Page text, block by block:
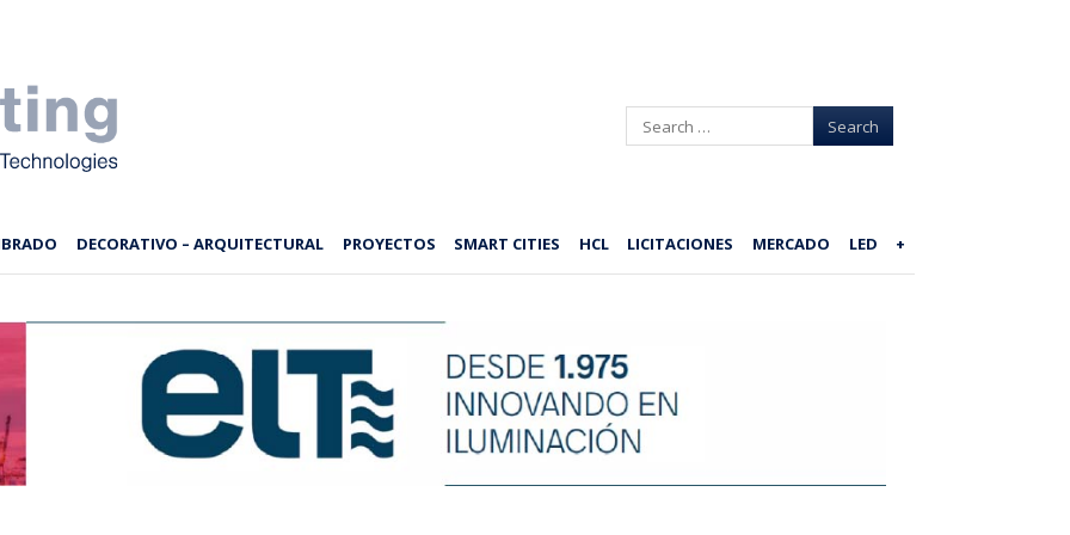
Search
DECORATIVO – ARQUITECTURAL PROYECTOS SMART CITIES HCL LICITACIONES MERCADO LED +